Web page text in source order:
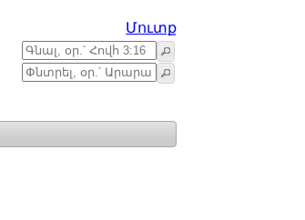
Մուտք